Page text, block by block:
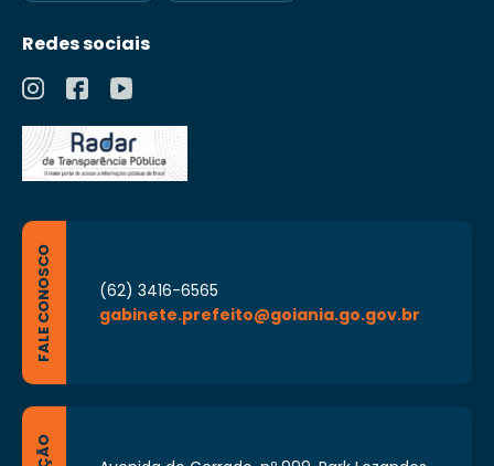
Redes sociais
FALE CONOSCO
(62) 3416-6565
gabinete.prefeito@goiania.go.gov.br